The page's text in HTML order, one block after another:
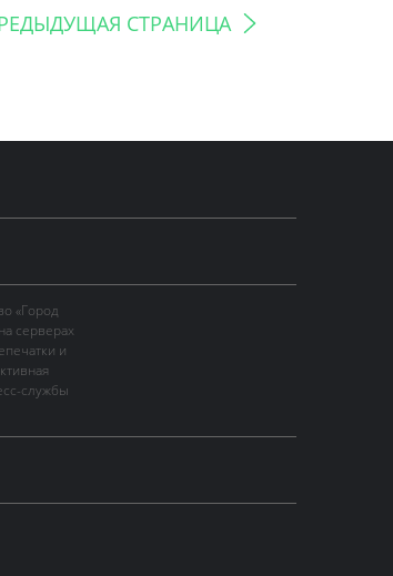
СТРАНИЦА
«Город
серверах
и
службы